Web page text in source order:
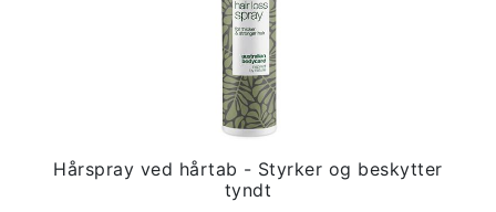
Hårspray ved hårtab - Styrker og beskytter
tyndt